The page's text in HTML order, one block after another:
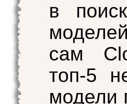
в
сам
топ-5
модели